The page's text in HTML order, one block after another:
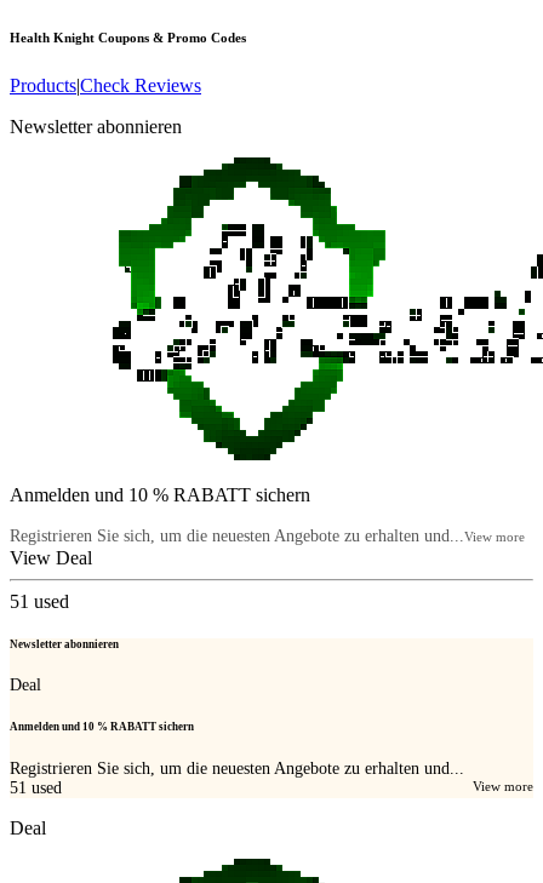
Health Knight Coupons & Promo Codes
Products|Check Reviews
Newsletter abonnieren
Anmelden und 10 % RABATT sichern
Registrieren Sie sich, um die neuesten Angebote zu erhalten und... View more
View Deal
51 used
Newsletter abonnieren
Deal
Anmelden und 10 % RABATT sichern
Registrieren Sie sich, um die neuesten Angebote zu erhalten und...
View more
51 used
Deal